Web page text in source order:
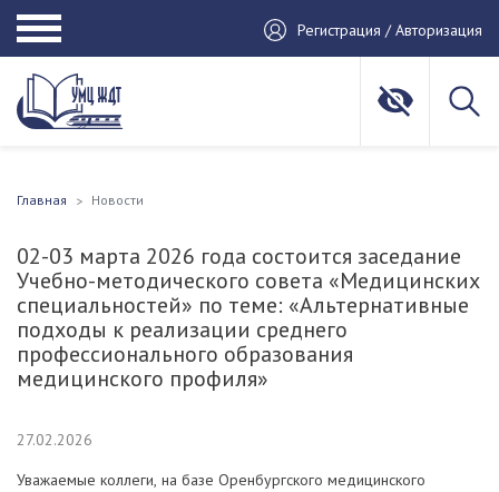
Регистрация / Авторизация
Главная Новости
02-03 марта 2026 года состоится заседание
Учебно-методического совета «Медицинских
специальностей» по теме: «Альтернативные
подходы к реализации среднего
профессионального образования
медицинского профиля»
27.02.2026
Уважаемые коллеги, на базе Оренбургского медицинского